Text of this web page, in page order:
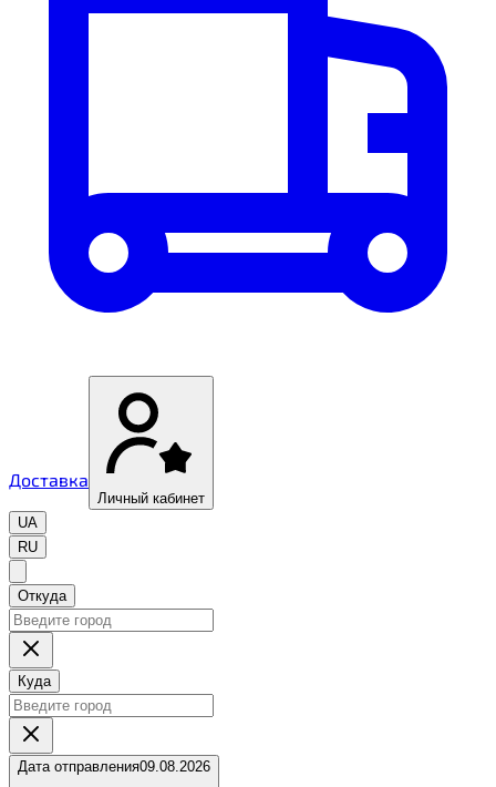
Доставка
Личный кабинет
UA
RU
Откуда
Куда
Дата отправления09.08.2026